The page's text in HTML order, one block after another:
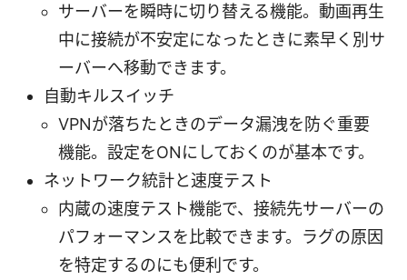
サーバーを瞬時に切り替える機能。動画再生
中に接続が不安定になったときに素早く別サ
ーバーへ移動できます。
自動キルスイッチ
VPNが落ちたときのデータ漏洩を防ぐ重要
機能。設定をONにしておくのが基本です。
ネットワーク統計と速度テスト
内蔵の速度テスト機能で、接続先サーバーの
パフォーマンスを比較できます。ラグの原因
を特定するのにも便利です。